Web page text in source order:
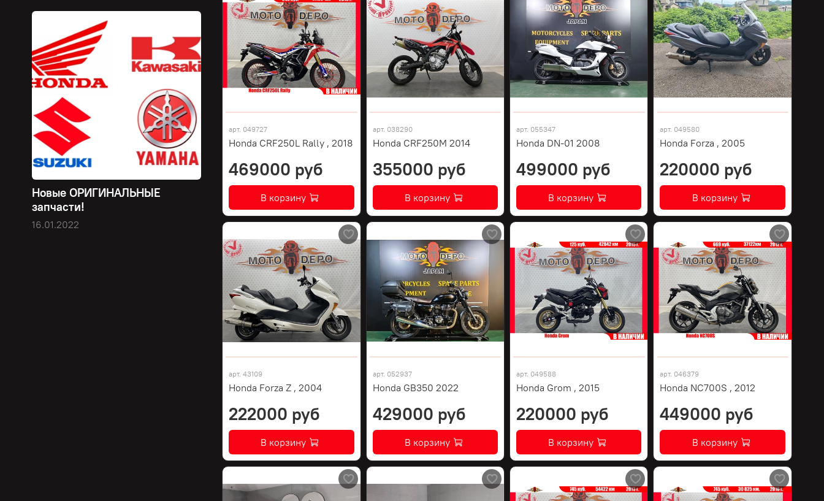
арт. 049727
Honda CRF250L Rally , 2018
469000 руб
В корзину
арт. 038290
Honda CRF250M 2014
355000 руб
В корзину
арт. 055347
Honda DN-01 2008
499000 руб
В корзину
арт. 049580
Honda Forza , 2005
220000 руб
В корзину
арт.43109
Honda Forza Z , 2004
222000 руб
В корзину
арт. 052937
Honda GB350 2022
429000 руб
В корзину
арт. 049588
Honda Grom , 2015
220000 руб
В корзину
арт. 046379
Honda NC700S , 2012
449000 руб
В корзину
Новые ОРИГИНАЛЬНЫЕ
запчасти!
16.01.2022